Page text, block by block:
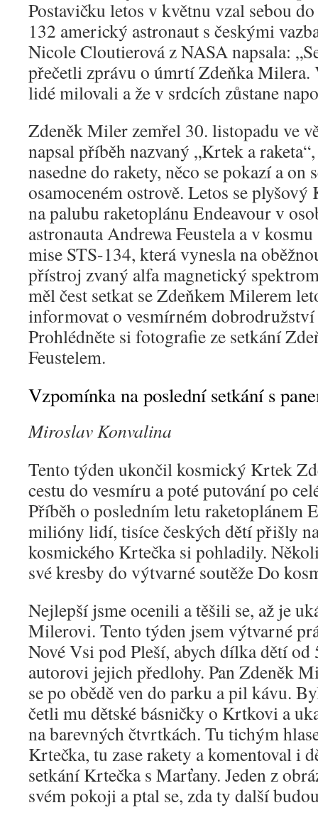
Postavičku letos v květnu vzal sebou
132 americký astronaut s českými
Nicole Cloutierová z NASA napsala:
přečetli zprávu o úmrtí Zdeňka
lidé milovali a že v srdcích zůstane
Zdeněk Miler zemřel 30. listopadu ve
napsal příběh nazvaný „Krtek a
nasedne do rakety, něco se pokazí a on
osamoceném ostrově. Letos se
na palubu raketoplánu Endeavour v
astronauta Andrewa Feustela a v
mise STS-134, která vynesla na
přístroj zvaný alfa magnetický
měl čest setkat se Zdeňkem Milerem
informovat o vesmírném
Prohlédněte si fotografie ze setkání
Feustelem.
Vzpomínka na poslední setkání s
Miroslav Konvalina
Tento týden ukončil kosmický Krtek
cestu do vesmíru a poté putování po
Příběh o posledním letu raketoplánem
milióny lidí, tisíce českých dětí přišly
kosmického Krtečka si pohladily.
své kresby do výtvarné soutěže Do
Nejlepší jsme ocenili a těšili se, až je
Milerovi. Tento týden jsem výtvarné
Nové Vsi pod Pleší, abych dílka dětí od
autorovi jejich předlohy. Pan Zdeněk
se po obědě ven do parku a pil kávu.
četli mu dětské básničky o Krtkovi a
na barevných čtvrtkách. Tu tichým
Krtečka, tu zase rakety a komentoval i
setkání Krtečka s Marťany. Jeden z
svém pokoji a ptal se, zda ty další